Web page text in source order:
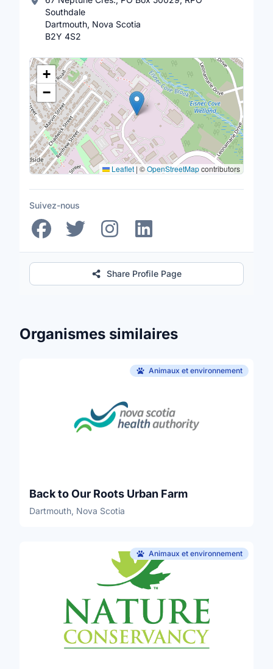
Southdale
Dartmouth, Nova Scotia
B2Y 4S2
Lieu
+
−
Leaflet | ©OpenStreetMapcontributors
Suivez-nous
Share Profile Page
Organismes similaires
Animaux et environnement
Back to Our Roots Urban Farm
Dartmouth, Nova Scotia
Animaux et environnement